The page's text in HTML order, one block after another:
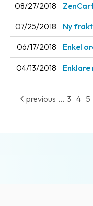
08/27/2018
07/25/2018 Ny
06/17/2018 Enkel
04/13/2018
previous ... 3 4 5